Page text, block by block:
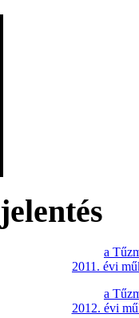
a
2011. évi
a
2012. évi